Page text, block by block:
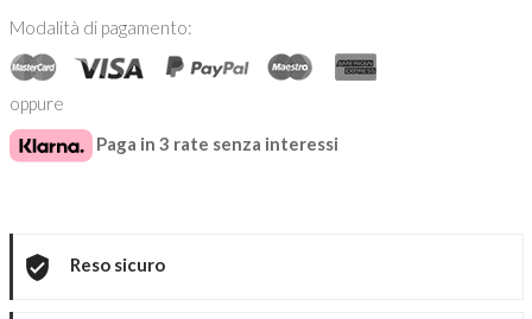
Modalità di pagamento:
oppure
Paga in 3 rate senza interessi
Reso sicuro